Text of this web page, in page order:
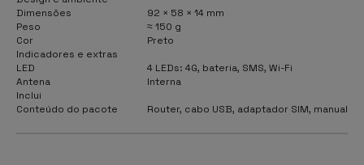
Dimensões
92 × 58 × 14 mm
Peso
≈ 150 g
Cor
Preto
Indicadores e extras
LED
4 LEDs: 4G, bateria, SMS, Wi-Fi
Antena
Interna
Inclui
Conteúdo do pacote
Router, cabo USB, adaptador SIM, manual